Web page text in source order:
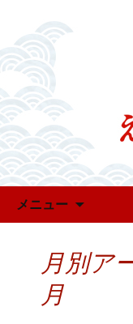
えび荷受
メニュー
月別ア
月